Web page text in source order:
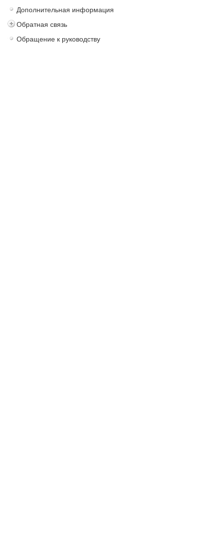
Дополнительная информация
Обратная связь
Обращение к руководству